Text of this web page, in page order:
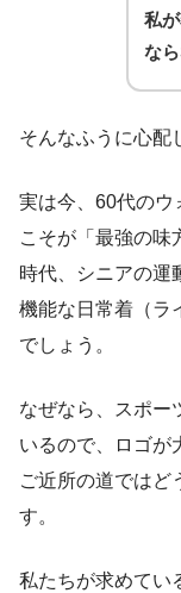
私
な
そんなふうに心配
実は今、60代のウ
こそが「最強の味
時代、シニアの運
機能な日常着（ラ
でしょう。
なぜなら、スポー
いるので、ロゴが
ご近所の道ではど
す。
私たちが求めてい